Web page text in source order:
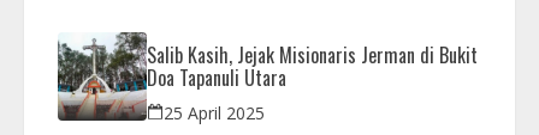
Salib Kasih, Jejak Misionaris Jerman di Bukit
Doa Tapanuli Utara
25 April 2025